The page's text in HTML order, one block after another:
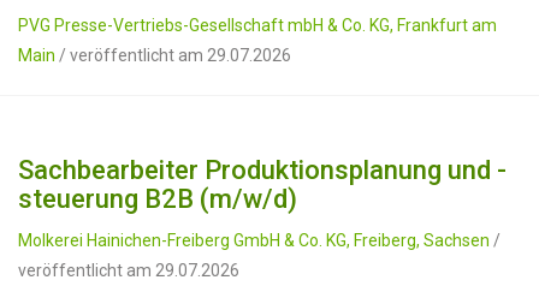
PVG Presse-Vertriebs-Gesellschaft mbH & Co. KG, Frankfurt am
Main / veröffentlicht am 29.07.2026
Sachbearbeiter Produktionsplanung und -
steuerung B2B (m/w/d)
Molkerei Hainichen-Freiberg GmbH & Co. KG, Freiberg, Sachsen /
veröffentlicht am 29.07.2026